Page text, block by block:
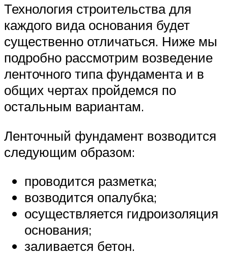
Технология строительства для
каждого вида основания будет
существенно отличаться. Ниже мы
подробно рассмотрим возведение
ленточного типа фундамента и в
общих чертах пройдемся по
остальным вариантам.
Ленточный фундамент возводится
следующим образом:
проводится разметка;
возводится опалубка;
осуществляется гидроизоляция
основания;
заливается бетон.